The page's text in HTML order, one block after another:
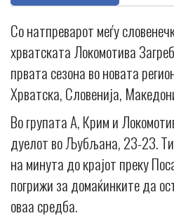
Со натпреварот меѓу
хрватската Локомотива
првата сезона во новата
Хрватска, Словенија,
Во групата А, Крим и
дуелот во Љубљана, 23-23.
на минута до крајот преку
погрижи за домаќинките да
оваа средба.